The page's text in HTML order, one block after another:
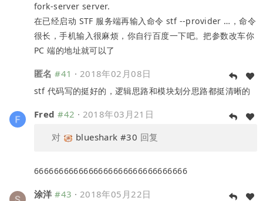
fork-server server.
在已经启动 STF 服务端再输入命令 stf --provider …，命令
很长，手机输入很麻烦，你自行百度一下吧。把参数改车你
PC 端的地址就可以了
匿名#41 · 2018年02月08日
stf 代码写的挺好的，逻辑思路和模块划分思路都挺清晰的
Fred #42 · 2018年03月21日
对
blueshark #30 回复
6666666666666666666666666666666
涂洋 #43 · 2018年05月22日